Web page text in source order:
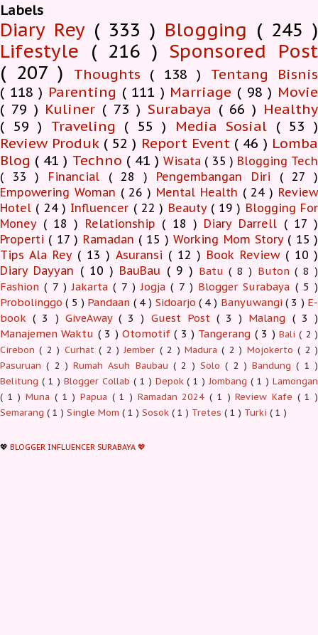
Labels
Diary Rey ( 333 ) Blogging ( 245 )
Lifestyle ( 216 ) Sponsored Post
( 207 )
Thoughts ( 138 )
Tentang Bisnis
( 118 ) Parenting ( 111 ) Marriage ( 98 ) Movie
( 79 ) Kuliner ( 73 ) Surabaya ( 66 ) Healthy
( 59 ) Traveling ( 55 ) Media Sosial ( 53 )
Review Produk ( 52 ) Report Event ( 46 ) Lomba
Blog ( 41 ) Techno ( 41 ) Wisata ( 35 ) Blogging Tech
( 33 )
Financial ( 28 ) Pengembangan Diri ( 27 )
Empowering Woman ( 26 ) Mental Health ( 24 ) Review
Hotel ( 24 ) Influencer ( 22 ) Beauty ( 19 ) Blogging For
Money ( 18 ) Relationship ( 18 ) Diary Darrell ( 17 )
Properti ( 17 ) Ramadan ( 15 ) Working Mom Story ( 15 )
Tips Ala Rey ( 13 ) Asuransi ( 12 ) Book Review ( 10 )
Diary Dayyan ( 10 ) BauBau ( 9 ) Batu( 8 ) Buton( 8 )
Fashion( 7 ) Jakarta( 7 ) Jogja( 7 ) Blogger Surabaya ( 5 )
Probolinggo( 5 ) Pandaan ( 4 ) Sidoarjo ( 4 ) Banyuwangi( 3 ) E-
book( 3 ) GiveAway ( 3 ) Guest Post ( 3 ) Malang ( 3 )
Manajemen Waktu ( 3 ) Otomotif( 3 ) Tangerang ( 3 ) Bali( 2 )
Cirebon( 2 ) Curhat( 2 ) Jember ( 2 ) Madura( 2 ) Mojokerto( 2 )
Pasuruan( 2 ) Rumah Asuh Baubau( 2 ) Solo( 2 ) Bandung( 1 )
Belitung ( 1 ) Blogger Collab ( 1 ) Depok( 1 ) Jombang( 1 ) Lamongan
( 1 ) Muna ( 1 ) Papua ( 1 ) Ramadan 2024( 1 ) Review Kafe ( 1 )
Semarang ( 1 ) Single Mom ( 1 ) Sosok ( 1 ) Tretes ( 1 ) Turki ( 1 )
💖 BLOGGER INFLUENCER SURABAYA 💖